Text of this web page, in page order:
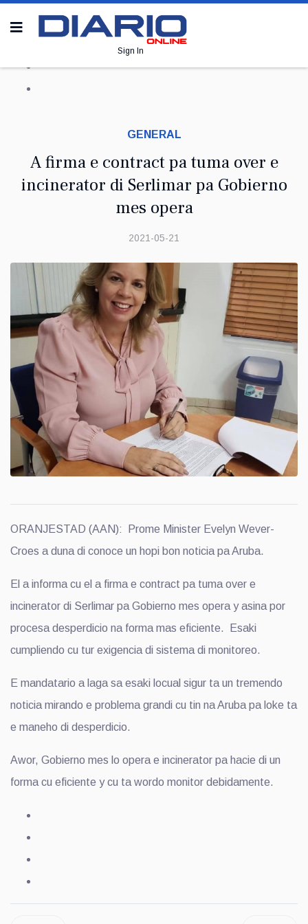
Sign In
GENERAL
A firma e contract pa tuma over e
incinerator di Serlimar pa Gobierno
mes opera
2021-05-21
ORANJESTAD (AAN): Prome Minister Evelyn Wever-
Croes a duna di conoce un hopi bon noticia pa Aruba.
El a informa cu el a firma e contract pa tuma over e
incinerator di Serlimar pa Gobierno mes opera y asina por
procesa desperdicio na forma mas eficiente. Esaki
cumpliendo cu tur exigencia di sistema di monitoreo.
E mandatario a laga sa esaki locual sigur ta un tremendo
noticia mirando e problema grandi cu tin na Aruba pa loke ta
e maneho di desperdicio.
Awor, Gobierno mes lo opera e incinerator pa hacie di un
forma cu eficiente y cu ta wordo monitor debidamente.